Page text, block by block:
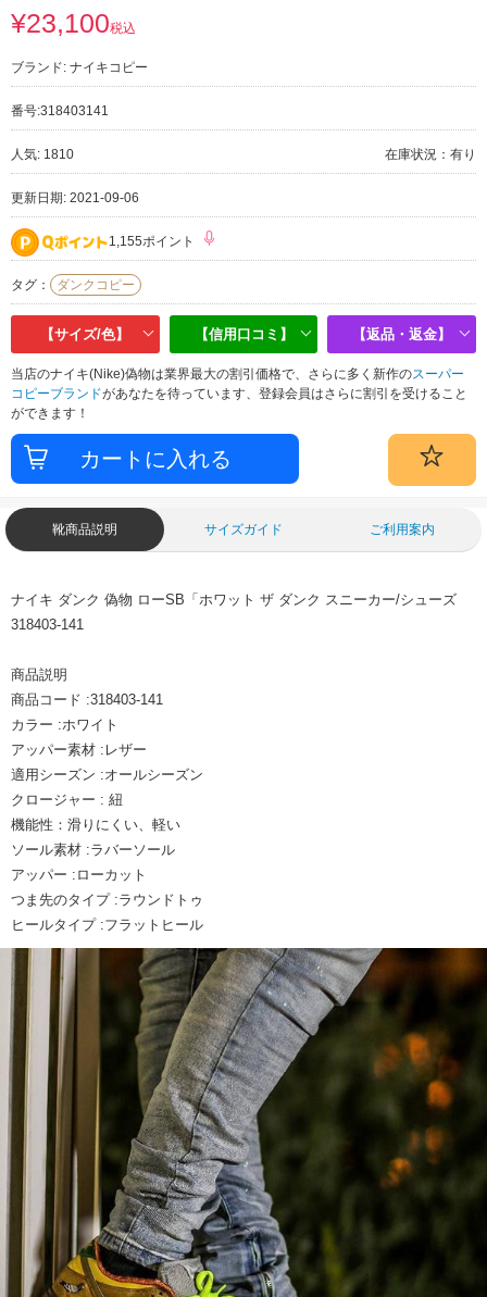
¥23,100税込
ブランド: ナイキコピー
番号:318403141
人気: 1810 在庫状況：有り
更新日期: 2021-09-06
1,155ポイント
タグ： ダンクコピー
【サイズ/色】 【信用口コミ】 【返品・返金】
当店のナイキ(Nike)偽物は業界最大の割引価格で、さらに多く新作のスーパー
コピーブランドがあなたを待っています、登録会員はさらに割引を受けること
ができます！
靴商品説明 サイズガイド ご利用案内
ナイキ ダンク 偽物 ローSB「ホワット ザ ダンク スニーカー/シューズ
318403-141
商品説明
商品コード :318403-141
カラー :ホワイト
アッパー素材 :レザー
適用シーズン :オールシーズン
クロージャー : 紐
機能性：滑りにくい、軽い
ソール素材 :ラバーソール
アッパー :ローカット
つま先のタイプ :ラウンドトゥ
ヒールタイプ :フラットヒール